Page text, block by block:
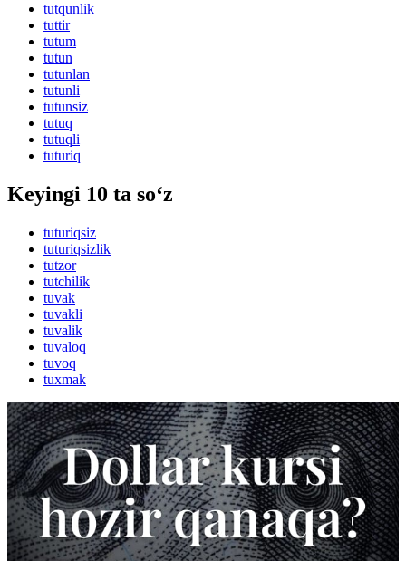
tutqunlik
tuttir
tutum
tutun
tutunlan
tutunli
tutunsiz
tutuq
tutuqli
tuturiq
Keyingi 10 ta so‘z
tuturiqsiz
tuturiqsizlik
tutzor
tutchilik
tuvak
tuvakli
tuvalik
tuvaloq
tuvoq
tuxmak